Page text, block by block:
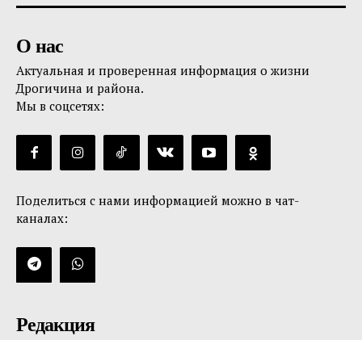
О нас
Актуальная и проверенная информация о жизни
Дрогичина и района.
Мы в соцсетях:
Поделиться с нами информацией можно в чат-
каналах:
Редакция